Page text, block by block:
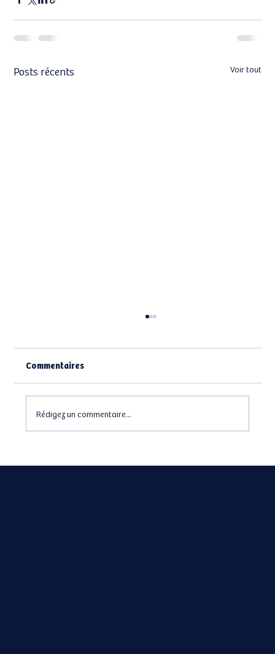
Posts récents Voir tout
Commentaires
Rédigez un commentaire...